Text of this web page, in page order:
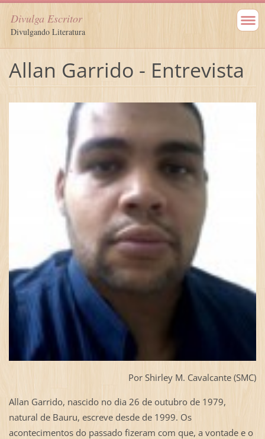
Divulga Escritor
Divulgando Literatura
Allan Garrido - Entrevista
Por Shirley M. Cavalcante (SMC)
Allan Garrido, nascido no dia 26 de outubro de 1979,
natural de Bauru, escreve desde de 1999. Os
acontecimentos do passado fizeram com que, a vontade e o